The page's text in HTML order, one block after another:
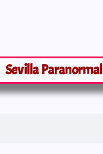
Sevilla Paranormal